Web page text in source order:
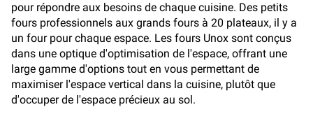
pour répondre aux besoins de chaque cuisine. Des petits
fours professionnels aux grands fours à 20 plateaux, il y a
un four pour chaque espace. Les fours Unox sont conçus
dans une optique d'optimisation de l'espace, offrant une
large gamme d'options tout en vous permettant de
maximiser l'espace vertical dans la cuisine, plutôt que
d'occuper de l'espace précieux au sol.